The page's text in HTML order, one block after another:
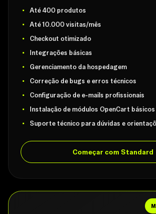
Até 400 produtos
Até 10.000 visitas/mês
Checkout otimizado
Integrações básicas
Gerenciamento da hospedagem
Correção de bugs e erros técnicos
Configuração de e-mails profissionais
Instalação de módulos OpenCart básicos
Suporte técnico para dúvidas e
Começar com Standard